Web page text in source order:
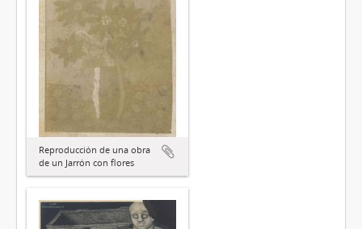
Reproducción de una obra
de un Jarrón con flores